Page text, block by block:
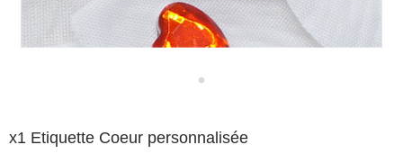
x1 Etiquette Coeur personnalisée